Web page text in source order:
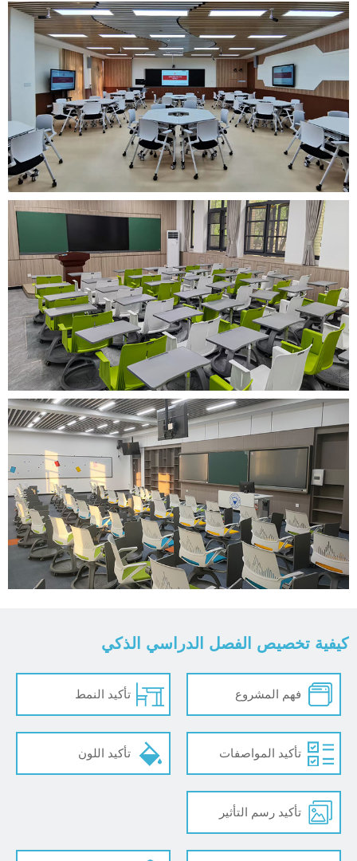
كيفية تخصيص الفصل الدراسي الذكي
فهم المشروع تأكيد النمط
تأكيد المواصفات تأكيد اللون
تأكيد رسم التأثير